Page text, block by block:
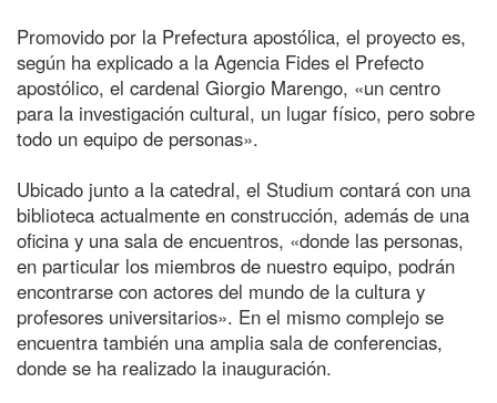
Promovido por la Prefectura apostólica, el proyecto es,
según ha explicado a la Agencia Fides el Prefecto
apostólico, el cardenal Giorgio Marengo, «un centro
para la investigación cultural, un lugar físico, pero sobre
todo un equipo de personas».
Ubicado junto a la catedral, el Studium contará con una
biblioteca actualmente en construcción, además de una
oficina y una sala de encuentros, «donde las personas,
en particular los miembros de nuestro equipo, podrán
encontrarse con actores del mundo de la cultura y
profesores universitarios». En el mismo complejo se
encuentra también una amplia sala de conferencias,
donde se ha realizado la inauguración.